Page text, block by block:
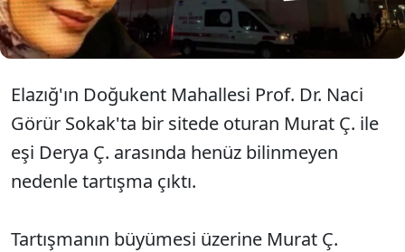
Elazığ'ın Doğukent Mahallesi Prof. Dr. Naci
Görür Sokak'ta bir sitede oturan Murat Ç. ile
eşi Derya Ç. arasında henüz bilinmeyen
nedenle tartışma çıktı.
Tartışmanın büyümesi üzerine Murat Ç.